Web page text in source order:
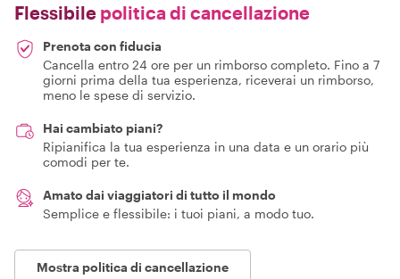
Flessibile politica di cancellazione
Prenota con fiducia
Cancella entro 24 ore per un rimborso completo. Fino a 7
giorni prima della tua esperienza, riceverai un rimborso,
meno le spese di servizio.
Hai cambiato piani?
Ripianifica la tua esperienza in una data e un orario più
comodi per te.
Amato dai viaggiatori di tutto il mondo
Semplice e flessibile: i tuoi piani, a modo tuo.
Mostra politica di cancellazione